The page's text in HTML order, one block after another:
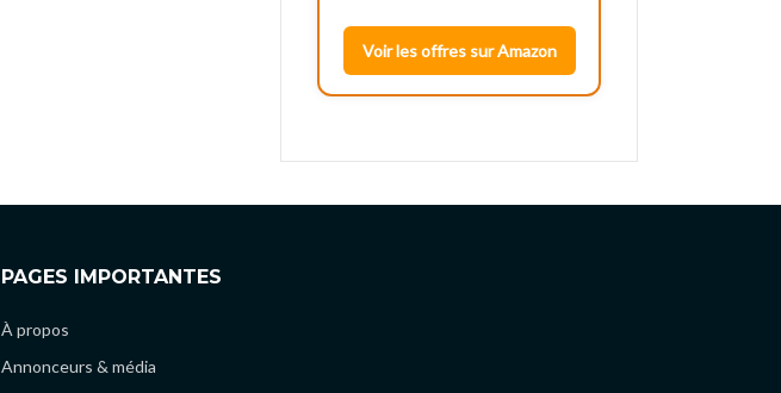
Voir les offres sur Amazon
PAGES IMPORTANTES
À propos
Annonceurs & média